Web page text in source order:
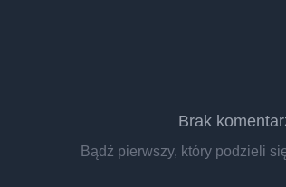
Brak
Bądź pierwszy, który podzieli